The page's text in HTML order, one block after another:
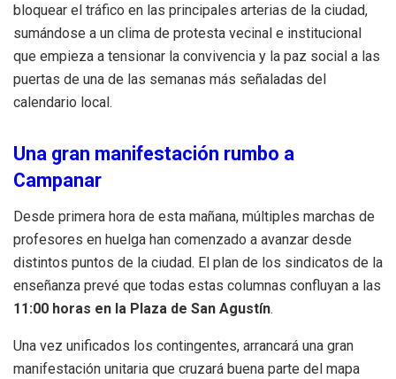
bloquear el tráfico en las principales arterias de la ciudad,
sumándose a un clima de protesta vecinal e institucional
que empieza a tensionar la convivencia y la paz social a las
puertas de una de las semanas más señaladas del
calendario local.
Una gran manifestación rumbo a
Campanar
Desde primera hora de esta mañana, múltiples marchas de
profesores en huelga han comenzado a avanzar desde
distintos puntos de la ciudad. El plan de los sindicatos de la
enseñanza prevé que todas estas columnas confluyan a las
11:00 horas en la Plaza de San Agustín.
Una vez unificados los contingentes, arrancará una gran
manifestación unitaria que cruzará buena parte del mapa